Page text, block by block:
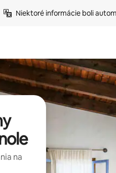
Niektoré informácie boli
na